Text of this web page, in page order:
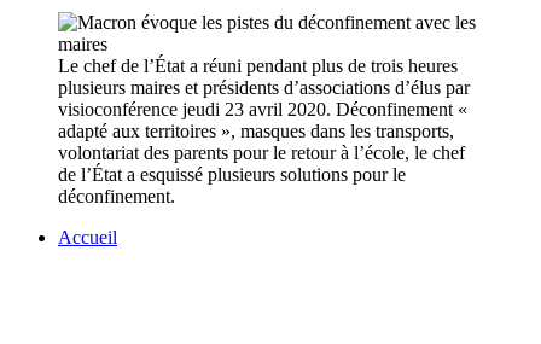
Le chef de l’État a réuni pendant plus de trois heures
plusieurs maires et présidents d’associations d’élus par
visioconférence jeudi 23 avril 2020. Déconfinement «
adapté aux territoires », masques dans les transports,
volontariat des parents pour le retour à l’école, le chef
de l’État a esquissé plusieurs solutions pour le
déconfinement.
Accueil